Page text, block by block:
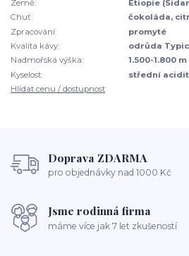
Země:
Etiopie
Chuť:
čokoláda,
Zpracování:
promyté
Kvalita kávy:
odrůda
Nadmořská výška:
1.500-1.800 m
Kyselost:
střední
Hlídat cenu / dostupnost
Doprava ZDARMA
pro objednávky nad 1000 Kč
Jsme rodinná firma
máme více jak 7 let zkušeností